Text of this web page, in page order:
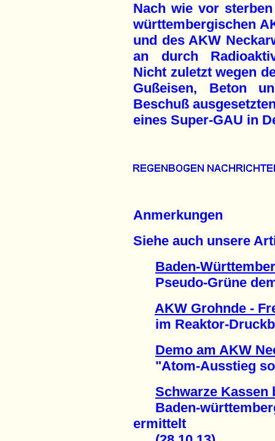
Nach wie vor
württembergischen
und des AKW
an durch
Nicht zuletzt wegen
Gußeisen, Beton
Beschuß
eines Super-GAU in
Anmerkungen
Siehe auch unsere
Baden-
Pseudo-Grüne
AKW Grohnde -
im Reaktor-
Demo am AKW
"Atom-Ausstieg
Schwarze Kassen
Baden-
ermittelt